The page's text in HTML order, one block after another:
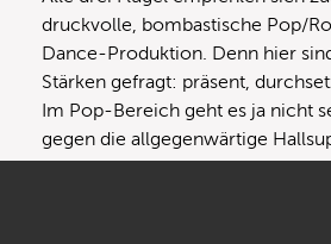
druckvolle, bombastische Pop/
Dance-Produktion. Denn hier
Stärken gefragt: präsent,
Im Pop-Bereich geht es ja nicht
gegen die allgegenwärtige
Streicherarrangements und den
Rhythmusgruppe zu behaupten.
sensible Details würden in diesen